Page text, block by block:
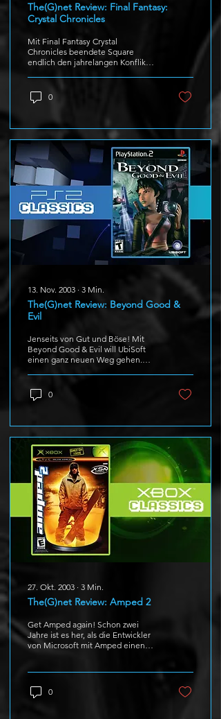
The(G)net Review: Final Fantasy:
Crystal Chronicles
Mit Final Fantasy Crystal
Chronicles beendete Square
endlich den jahrelangen Konflikt
0
13. Nov. 2003 ∙ 3 Min.
The(G)net Review: Beyond Good &
Evil
Jenseits von Gut und Böse! Mit
Beyond Good & Evil will UbiSoft
einen ganz neuen Weg gehen.
0
27. Okt. 2003 ∙ 3 Min.
The(G)net Review: Amped 2
Get Amped again! Schon zwei
Jahre ist es her, als die Entwickler
von Microsoft mit Amped einen
0